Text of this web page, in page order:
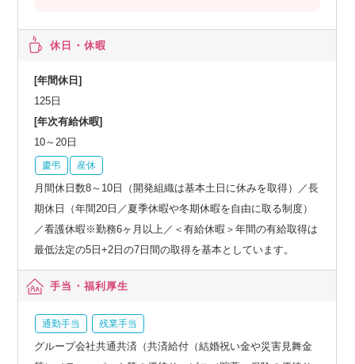
休日・休暇
[年間休日]
125日
[年次有給休暇]
10～20日
慶弔 産休
月間休日数8～10日（開発組織は基本土日に休みを取得）／長
期休日（年間20日／夏季休暇や冬期休暇を自由に取る制度）
／看護休暇※勤務6ヶ月以上／＜有給休暇＞年間の有給取得は
最低法定の5日+2日の7日間の取得を基本としています。
手当・福利厚生
通勤手当 残業手当
グループ会社共通共済（共済給付（結婚祝い金や災害見舞金